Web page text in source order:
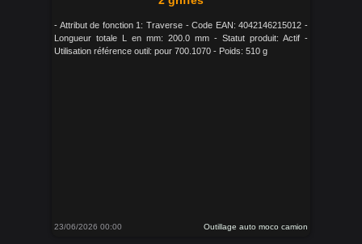
- Attribut de fonction 1: Traverse - Code EAN: 4042146215012 -
Longueur totale L en mm: 200.0 mm - Statut produit: Actif -
Utilisation référence outil: pour 700.1070 - Poids: 510 g
23/06/2026 00:00 Outillage auto moco camion